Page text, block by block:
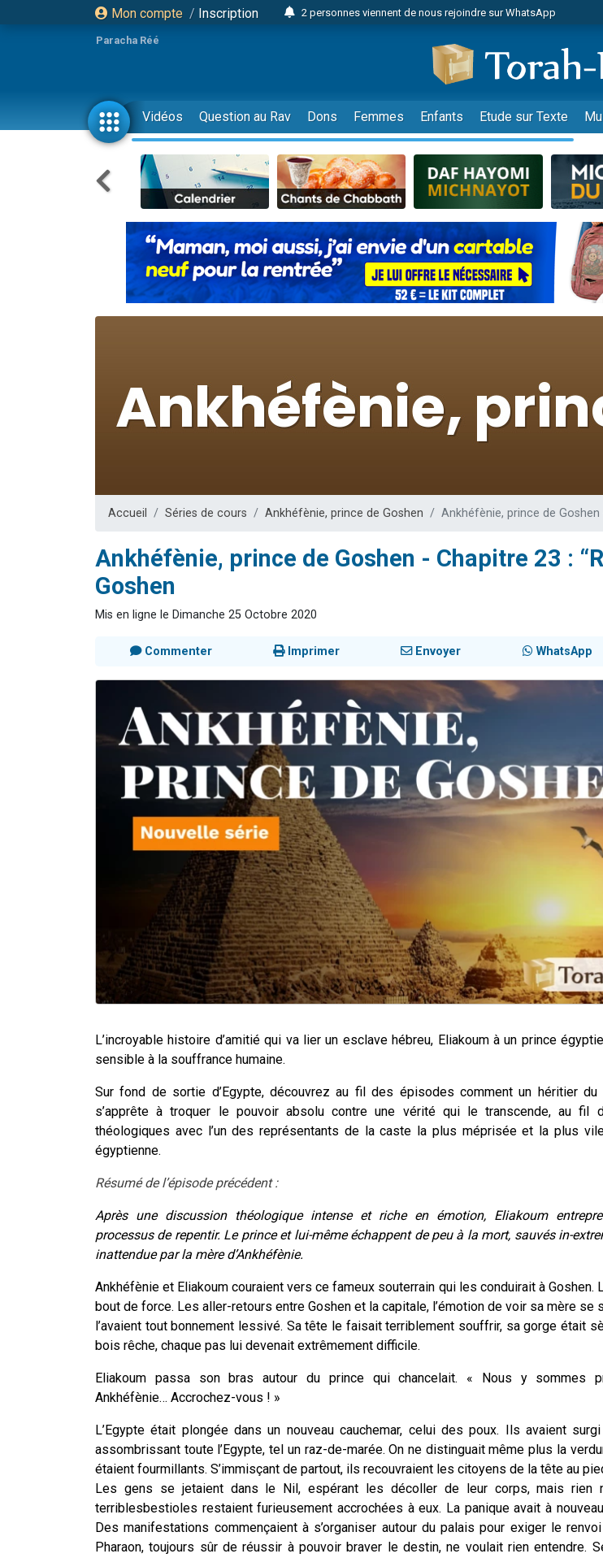
Mon compte / Inscription
2 personnes viennent de nous rejoindre sur WhatsApp
2 nouvelles musiques dans Torah-Box Music
8 personnes viennent de faire un don pour Tsédaka : pauvres
4 personnes viennent de faire un don pour Diane, 80 ans,
Nouvelle émission radio : Visions de grandeur n°104 : Le
61 personnes viennent de demander une bénédiction
39 personnes viennent de faire un don pour Sauvez la
Il reste 49 places pour étudier en groupe sur Zoom
Ariel vient de donner son Maasser
Nathaniel vient de donner son Maasser
6 personnes viennent de faire un don pour 5 enfants déjà
2 personnes viennent de faire un don pour Reloger Rivka, 6
Dovan vient de donner son Maasser
2 personnes viennent de nous rejoindre sur WhatsApp
2 personnes viennent de nous rejoindre sur WhatsApp
Paracha Réé
Vidéos Question au Rav Dons Femmes Enfants Etude sur Texte
Accueil Séries de cours Ankhéfènie, prince de Goshen Ankhéfènie, prince de Goshen
Ankhéfènie, prince de Goshen - Chapitre 23 :
Goshen
Mis en ligne le Dimanche 25 Octobre 2020
Commenter Imprimer Envoyer WhatsApp
L’incroyable histoire d’amitié qui va lier un esclave hébreu, Eliakoum à un prince
sensible à la souffrance humaine.
Sur fond de sortie d’Egypte, découvrez au fil des épisodes comment un héritier du
s’apprête à troquer le pouvoir absolu contre une vérité qui le transcende, au fil
théologiques avec l’un des représentants de la caste la plus méprisée et la plus
égyptienne.
Résumé de l’épisode précédent :
Après une discussion théologique intense et riche en émotion, Eliakoum
processus de repentir. Le prince et lui-même échappent de peu à la mort, sauvés in-
inattendue par la mère d’Ankhéfènie.
Ankhéfènie et Eliakoum couraient vers ce fameux souterrain qui les conduirait à Goshen.
bout de force. Les aller-retours entre Goshen et la capitale, l’émotion de voir sa mère se
l’avaient tout bonnement lessivé. Sa tête le faisait terriblement souffrir, sa gorge était
bois rêche, chaque pas lui devenait extrêmement difficile.
Eliakoum passa son bras autour du prince qui chancelait. « Nous y sommes
Ankhéfènie… Accrochez-vous ! »
L’Egypte était plongée dans un nouveau cauchemar, celui des poux. Ils avaient
assombrissant toute l’Egypte, tel un raz-de-marée. On ne distinguait même plus la
étaient fourmillants. S’immisçant de partout, ils recouvraient les citoyens de la tête au
Les gens se jetaient dans le Nil, espérant les décoller de leur corps, mais rien
terriblesbestioles restaient furieusement accrochées à eux. La panique avait à
Des manifestations commençaient à s’organiser autour du palais pour exiger le
Pharaon, toujours sûr de réussir à pouvoir braver le destin, ne voulait rien entendre.